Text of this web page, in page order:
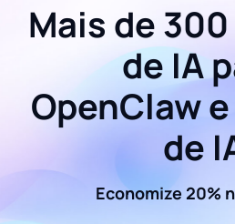
Mais de
de IA
OpenClaw
de
Economize 20%